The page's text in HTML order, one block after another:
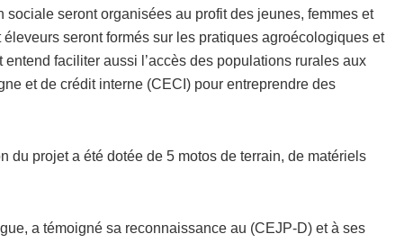
seront organisées au profit des jeunes, femmes et
seront formés sur les pratiques agroécologiques et
faciliter aussi l’accès des populations rurales aux
et de crédit interne (CECI) pour entreprendre des
du projet a été dotée de 5 motos de terrain, de matériels
a témoigné sa reconnaissance au (CEJP-D) et à ses